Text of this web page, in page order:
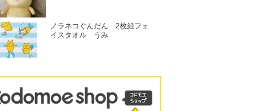
ノラネコぐんだん 2枚組フェ
イスタオル うみ